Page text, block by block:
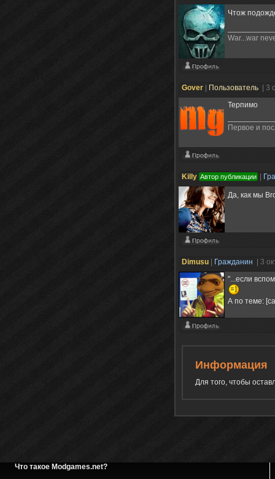
Чтож
War...war
Gover Пользователь
| 3
Терпимо
Первое и
Killy Автор публикации
Да, как мы
Dimusu Гражданин
| 3
"...если
А по теме:
Информация
Для того, чтобы
Что такое Modgames.net?